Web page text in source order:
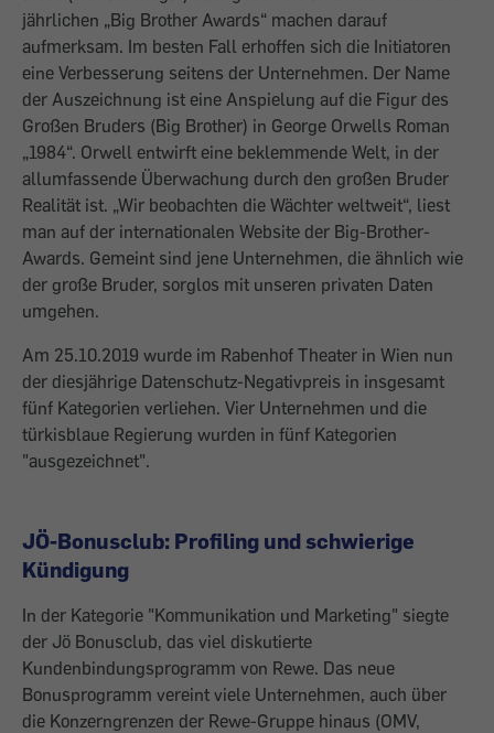
jährlichen „Big Brother Awards“ machen darauf
aufmerksam. Im besten Fall erhoffen sich die Initiatoren
eine Verbesserung seitens der Unternehmen. Der Name
der Auszeichnung ist eine Anspielung auf die Figur des
Großen Bruders (Big Brother) in George Orwells Roman
„1984“. Orwell entwirft eine beklemmende Welt, in der
allumfassende Überwachung durch den großen Bruder
Realität ist. „Wir beobachten die Wächter weltweit“, liest
man auf der internationalen Website der Big-Brother-
Awards. Gemeint sind jene Unternehmen, die ähnlich wie
der große Bruder, sorglos mit unseren privaten Daten
umgehen.
Am 25.10.2019 wurde im Rabenhof Theater in Wien nun
der diesjährige Datenschutz-Negativpreis in insgesamt
fünf Kategorien verliehen. Vier Unternehmen und die
türkisblaue Regierung wurden in fünf Kategorien
"ausgezeichnet".
JÖ-Bonusclub: Profiling und schwierige
Kündigung
In der Kategorie "Kommunikation und Marketing" siegte
der Jö Bonusclub, das viel diskutierte
Kundenbindungsprogramm von Rewe. Das neue
Bonusprogramm vereint viele Unternehmen, auch über
die Konzerngrenzen der Rewe-Gruppe hinaus (OMV,